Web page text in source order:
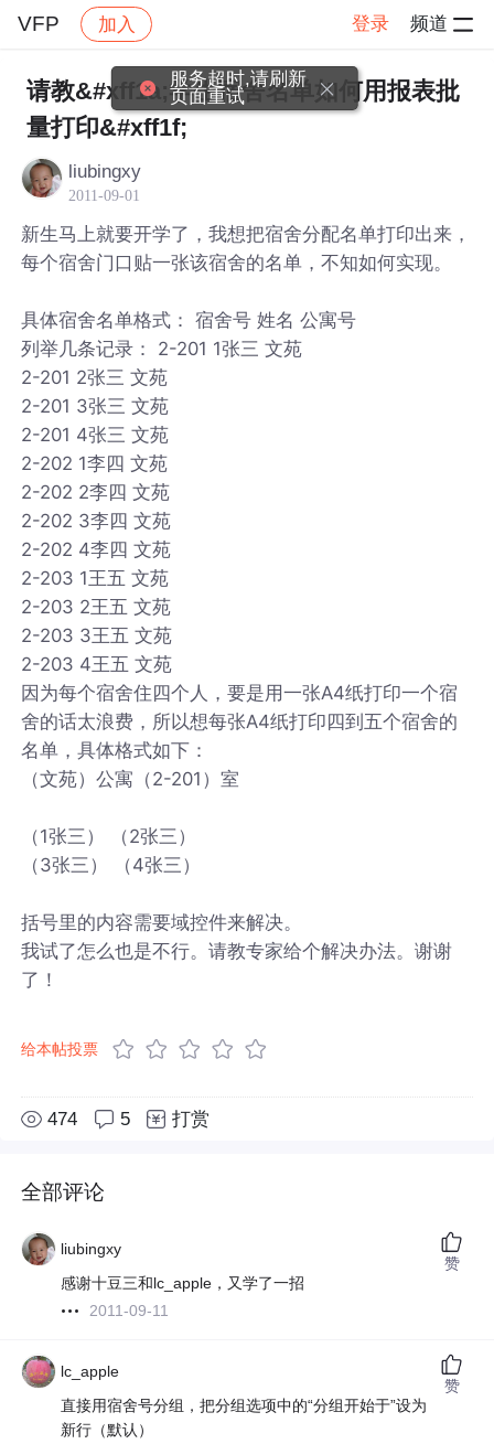
VFP 加入 登录 频道
社区 VFP 帖子详情
请教&#xff1a;学生宿舍名单如何用报表批
量打印&#xff1f;
liubingxy
2011-09-01
新生马上就要开学了，我想把宿舍分配名单打印出来，
每个宿舍门口贴一张该宿舍的名单，不知如何实现。
具体宿舍名单格式： 宿舍号 姓名 公寓号
列举几条记录： 2-201 1张三 文苑
2-201 2张三 文苑
2-201 3张三 文苑
2-201 4张三 文苑
2-202 1李四 文苑
2-202 2李四 文苑
2-202 3李四 文苑
2-202 4李四 文苑
2-203 1王五 文苑
2-203 2王五 文苑
2-203 3王五 文苑
2-203 4王五 文苑
因为每个宿舍住四个人，要是用一张A4纸打印一个宿
舍的话太浪费，所以想每张A4纸打印四到五个宿舍的
名单，具体格式如下：
（文苑）公寓（2-201）室
（1张三） （2张三）
（3张三） （4张三）
括号里的内容需要域控件来解决。
我试了怎么也是不行。请教专家给个解决办法。谢谢
了！
给本帖投票
474 5 打赏
全部评论
liubingxy
感谢十豆三和lc_apple，又学了一招
2011-09-11
赞
lc_apple
直接用宿舍号分组，把分组选项中的“分组开始于”设为
新行（默认）
赞
服务超时,请刷新
页面重试